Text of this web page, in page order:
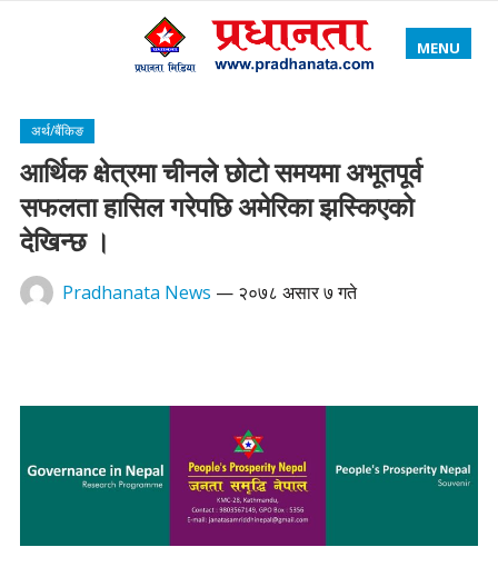
MENU
अर्थ/बैंकिङ
आर्थिक क्षेत्रमा चीनले छोटो समयमा अभूतपूर्व
सफलता हासिल गरेपछि अमेरिका झस्किएको
देखिन्छ ।
Pradhanata News — २०७८ असार ७ गते